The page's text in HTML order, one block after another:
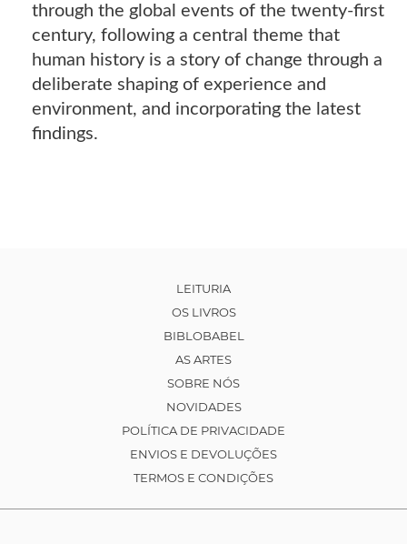
through the global events of the twenty-first
century, following a central theme that
human history is a story of change through a
deliberate shaping of experience and
environment, and incorporating the latest
findings.
LEITURIA
OS LIVROS
BIBLOBABEL
AS ARTES
SOBRE NÓS
NOVIDADES
POLÍTICA DE PRIVACIDADE
ENVIOS E DEVOLUÇÕES
TERMOS E CONDIÇÕES